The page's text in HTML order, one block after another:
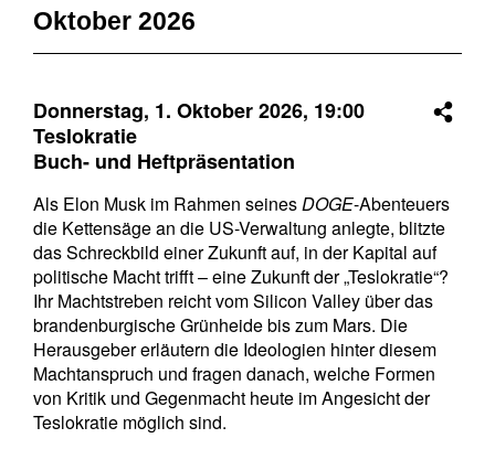
Oktober 2026
Donnerstag, 1. Oktober 2026, 19:00
Teslokratie
Buch- und Heftpräsentation
Als Elon Musk im Rahmen seinesDOGE-Abenteuers
die Kettensäge an die US-Verwaltung anlegte, blitzte
das Schreckbild einer Zukunft auf, in der Kapital auf
politische Macht trifft – eine Zukunft der „Teslokratie“?
Ihr Machtstreben reicht vom Silicon Valley über das
brandenburgische Grünheide bis zum Mars. Die
Herausgeber erläutern die Ideologien hinter diesem
Machtanspruch und fragen danach, welche Formen
von Kritik und Gegenmacht heute im Angesicht der
Teslokratie möglich sind.